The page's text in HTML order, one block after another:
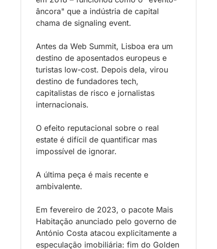
âncora" que a indústria de capital
chama de signaling event.
Antes da Web Summit, Lisboa era um
destino de aposentados europeus e
turistas low-cost. Depois dela, virou
destino de fundadores tech,
capitalistas de risco e jornalistas
internacionais.
O efeito reputacional sobre o real
estate é difícil de quantificar mas
impossível de ignorar.
A última peça é mais recente e
ambivalente.
Em fevereiro de 2023, o pacote Mais
Habitação anunciado pelo governo de
António Costa atacou explicitamente a
especulação imobiliária: fim do Golden